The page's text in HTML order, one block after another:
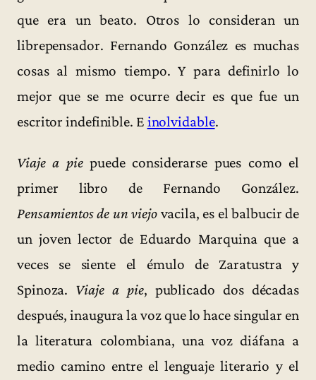
que era un beato. Otros lo consideran un
librepensador. Fernando González es muchas
cosas al mismo tiempo. Y para definirlo lo
mejor que se me ocurre decir es que fue un
escritor indefinible. E inolvidable.
Viaje a piepuede considerarse pues como el
primer libro de Fernando González.
Pensamientos de un viejovacila, es el balbucir de
un joven lector de Eduardo Marquina que a
veces se siente el émulo de Zaratustra y
Spinoza. Viaje a pie, publicado dos décadas
después, inaugura la voz que lo hace singular en
la literatura colombiana, una voz diáfana a
medio camino entre el lenguaje literario y el